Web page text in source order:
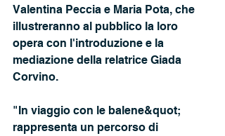
Valentina Peccia e Maria Pota, che
illustreranno al pubblico la loro
opera con l'introduzione e la
mediazione della relatrice Giada
Corvino.
"In viaggio con le balene&quot;
rappresenta un percorso di